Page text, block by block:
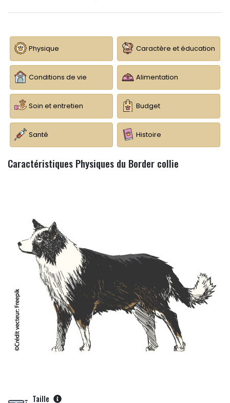
Physique Caractère et éducation
Conditions de vie Alimentation
Soin et entretien Budget
Santé Histoire
Caractéristiques Physiques du Border collie
Taille